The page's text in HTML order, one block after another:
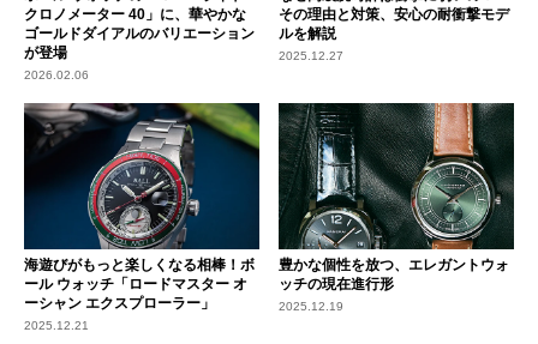
クロノメーター 40」に、華やかな
ゴールドダイアルのバリエーション
が登場
2026.02.06
その理由と対策、安心の耐衝撃モデ
ルを解説
2025.12.27
海遊びがもっと楽しくなる相棒！ボ
ール ウォッチ「ロードマスター オ
ーシャン エクスプローラー」
2025.12.21
豊かな個性を放つ、エレガントウォ
ッチの現在進行形
2025.12.19